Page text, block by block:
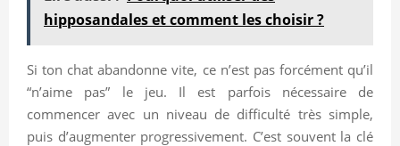
hipposandales et comment les choisir ?
Si ton chat abandonne vite, ce n’est pas forcément qu’il
“n’aime pas” le jeu. Il est parfois nécessaire de
commencer avec un niveau de difficulté très simple,
puis d’augmenter progressivement. C’est souvent la clé